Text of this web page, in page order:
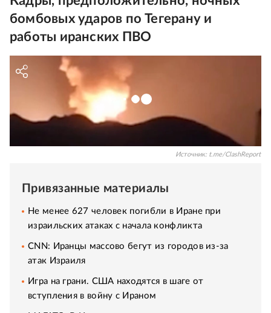
бомбовых ударов по Тегерану и
работы иранских ПВО
Источник: t.me/ClashReport
Привязанные материалы
Не менее 627 человек погибли в Иране при
израильских атаках с начала конфликта
CNN: Иранцы массово бегут из городов из-за
атак Израиля
Игра на грани. США находятся в шаге от
вступления в войну с Ираном